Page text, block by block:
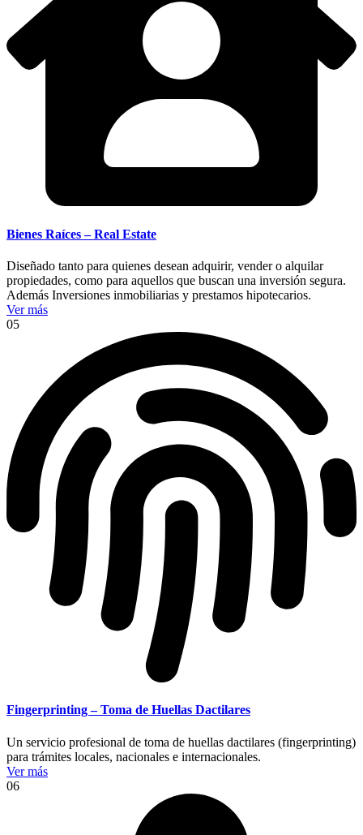
Bienes Raíces – Real Estate
Diseñado tanto para quienes desean adquirir, vender o alquilar
propiedades, como para aquellos que buscan una inversión segura.
Además Inversiones inmobiliarias y prestamos hipotecarios.
Ver más
05
Fingerprinting – Toma de Huellas Dactilares
Un servicio profesional de toma de huellas dactilares (fingerprinting)
para trámites locales, nacionales e internacionales.
Ver más
06